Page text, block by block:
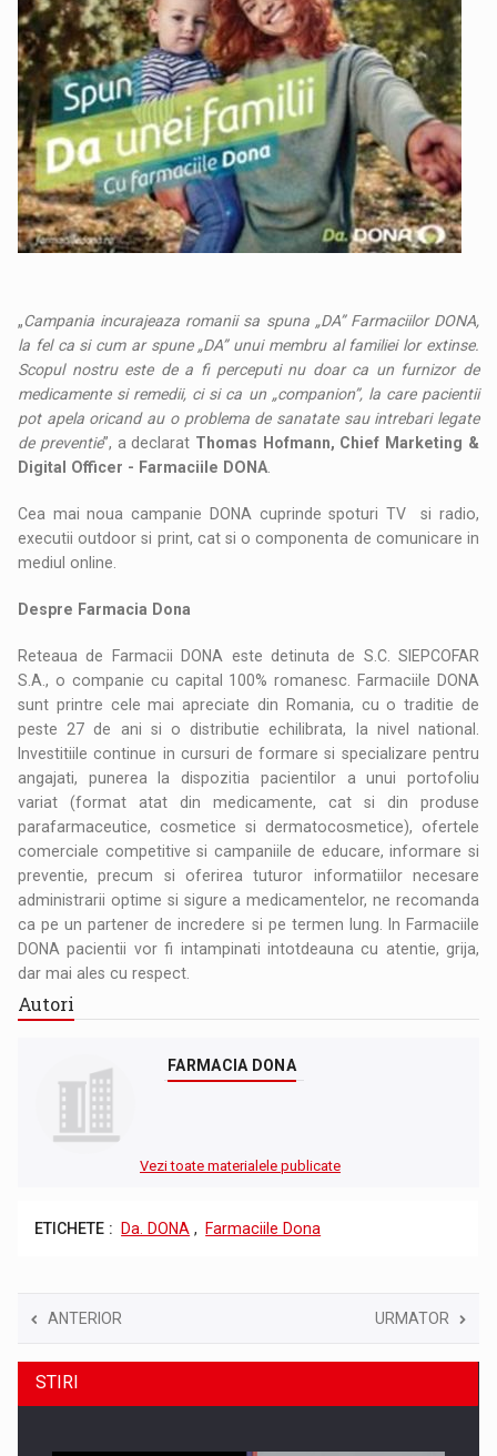
„Campania incurajeaza romanii sa spuna „DA” Farmaciilor DONA,
la fel ca si cum ar spune „DA” unui membru al familiei lor extinse.
Scopul nostru este de a fi perceputi nu doar ca un furnizor de
medicamente si remedii, ci si ca un „companion”, la care pacientii
pot apela oricand au o problema de sanatate sau intrebari legate
de preventie”, a declarat Thomas Hofmann, Chief Marketing &
Digital Officer - Farmaciile DONA.
Cea mai noua campanie DONA cuprinde spoturi TV si radio,
executii outdoor si print, cat si o componenta de comunicare in
mediul online.
Despre Farmacia Dona
Reteaua de Farmacii DONA este detinuta de S.C. SIEPCOFAR
S.A., o companie cu capital 100% romanesc. Farmaciile DONA
sunt printre cele mai apreciate din Romania, cu o traditie de
peste 27 de ani si o distributie echilibrata, la nivel national.
Investitiile continue in cursuri de formare si specializare pentru
angajati, punerea la dispozitia pacientilor a unui portofoliu
variat (format atat din medicamente, cat si din produse
parafarmaceutice, cosmetice si dermatocosmetice), ofertele
comerciale competitive si campaniile de educare, informare si
preventie, precum si oferirea tuturor informatiilor necesare
administrarii optime si sigure a medicamentelor, ne recomanda
ca pe un partener de incredere si pe termen lung. In Farmaciile
DONA pacientii vor fi intampinati intotdeauna cu atentie, grija,
dar mai ales cu respect.
Autori
FARMACIA DONA
Vezi toate materialele publicate
ETICHETE : Da. DONA , Farmaciile Dona
ANTERIOR URMATOR
STIRI